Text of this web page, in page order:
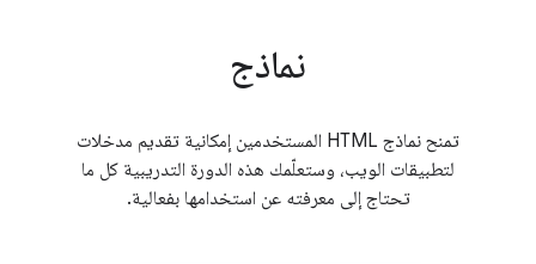
نماذج
تمنح نماذج HTML المستخدمين إمكانية تقديم مدخلات
لتطبيقات الويب، وستعلّمك هذه الدورة التدريبية كل ما
تحتاج إلى معرفته عن استخدامها بفعالية.